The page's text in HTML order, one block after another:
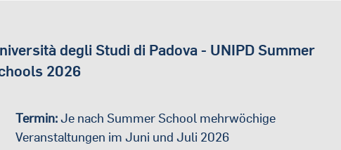
degli Studi di Padova - UNIPD Summer
2026
Termin:Je nach Summer School mehrwöchige
Veranstaltungen im Juni und Juli 2026